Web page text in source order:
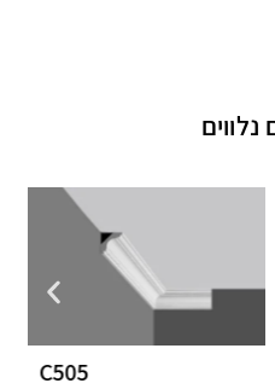
נלווים
C505